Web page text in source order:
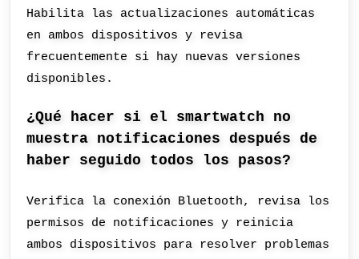
Habilita las actualizaciones automáticas
en ambos dispositivos y revisa
frecuentemente si hay nuevas versiones
disponibles.
¿Qué hacer si el smartwatch no
muestra notificaciones después de
haber seguido todos los pasos?
Verifica la conexión Bluetooth, revisa los
permisos de notificaciones y reinicia
ambos dispositivos para resolver problemas